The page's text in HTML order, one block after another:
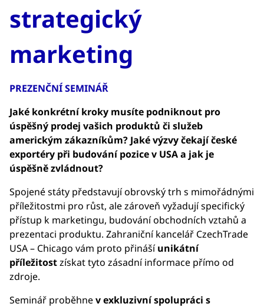
strategický
marketing
PREZENČNÍ SEMINÁŘ
Jaké konkrétní kroky musíte podniknout pro
úspěšný prodej vašich produktů či služeb
americkým zákazníkům? Jaké výzvy čekají české
exportéry při budování pozice v USA a jak je
úspěšně zvládnout?
Spojené státy představují obrovský trh s mimořádnými
příležitostmi pro růst, ale zároveň vyžadují specifický
přístup k marketingu, budování obchodních vztahů a
prezentaci produktu. Zahraniční kancelář CzechTrade
USA – Chicago vám proto přinášíunikátní
příležitostzískat tyto zásadní informace přímo od
zdroje.
Seminář proběhnev exkluzivní spolupráci s